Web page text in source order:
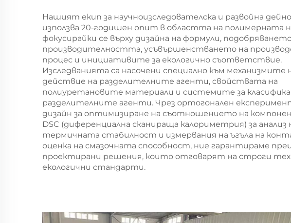
Нашият екип за научноизследователска и развойна
използва 20-годишен опит в областта на полимерната
фокусирайки се върху дизайна на формули,
производителността, усъвършенстването на
процес и инициативите за екологично съответствие.
Изследванията са насочени специално към механизмите
действие на разделителните агенти, свойствата на
полиуретановите материали и системите за
разделителните агенти. Чрез ортогонален
дизайн за оптимизиране на съотношението на
DSC (диференциална сканираща калориметрия) за анализ
термичната стабилност и измервания на ъгъла на
оценка на смазочната способност, ние гарантираме
проектирани решения, които отговарят на строги
екологични стандарти.